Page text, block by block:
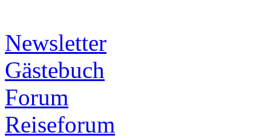
Newsletter
Gästebuch
Forum
Reiseforum